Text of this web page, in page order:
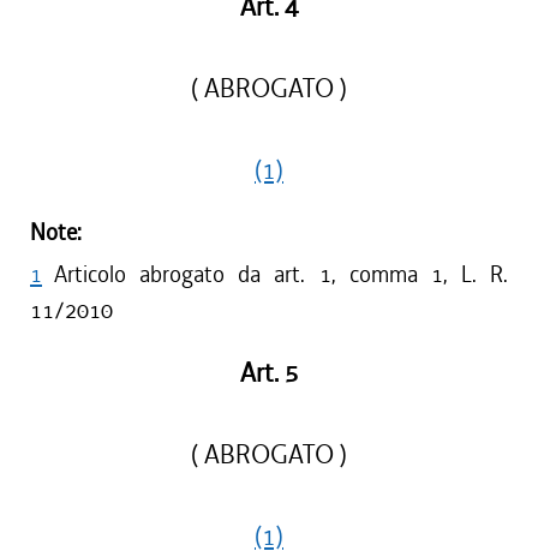
Art. 4
( ABROGATO )
(1)
Note:
1 Articolo abrogato da art. 1, comma 1, L. R.
11/2010
Art. 5
( ABROGATO )
(1)